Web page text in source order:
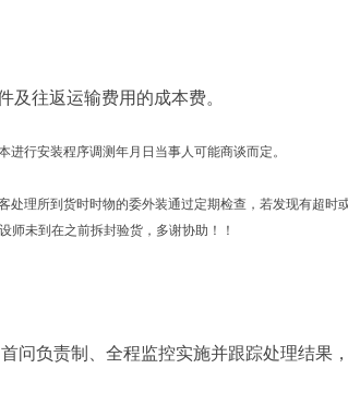
及往返运输费用的成本费。
行安装程序调测年月日当事人可能商谈而定。
理所到货时时物的委外装通过定期检查，若发现有超时
师未到在之前拆封验货，多谢协助！！
问负责制、全程监控实施并跟踪处理结果